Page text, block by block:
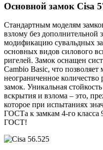
Основной замок Cisa
Стандартным моделям
взлому без дополнительной
модификацию сувальдных
основных видов силового
ригелей. Замок оснащен
Cambio Basic, что позволяет
неограниченное количество
замок. Уникальная
вскрытия и взлома – это,
которое при испытаниях
ГОСТа к замкам 4-го
ГОСТ!